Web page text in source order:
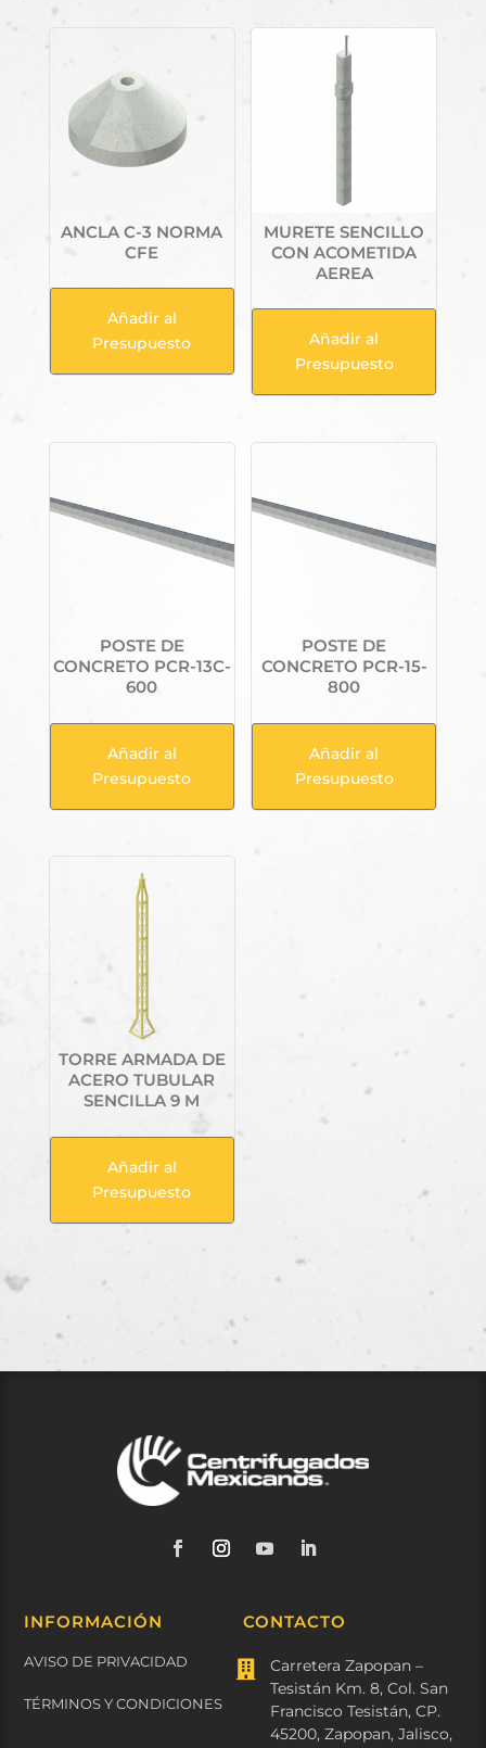
ANCLA C-3 NORMA
CFE
Añadir al
Presupuesto
MURETE SENCILLO
CON ACOMETIDA
AEREA
Añadir al
Presupuesto
POSTE DE
CONCRETO PCR-13C-
600
Añadir al
Presupuesto
POSTE DE
CONCRETO PCR-15-
800
Añadir al
Presupuesto
TORRE ARMADA DE
ACERO TUBULAR
SENCILLA 9 M
Añadir al
Presupuesto
INFORMACIÓN
AVISO DE PRIVACIDAD
TÉRMINOS Y CONDICIONES
CONTACTO

Carretera Zapopan –
Tesistán Km. 8, Col. San
Francisco Tesistán, CP.
45200, Zapopan, Jalisco,